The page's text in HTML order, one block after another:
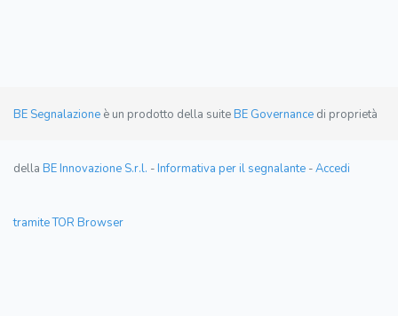
BE Segnalazione è un prodotto della suiteBE Governance di proprietà
della BE Innovazione S.r.l. -Informativa per il segnalante -Accedi
tramite TOR Browser